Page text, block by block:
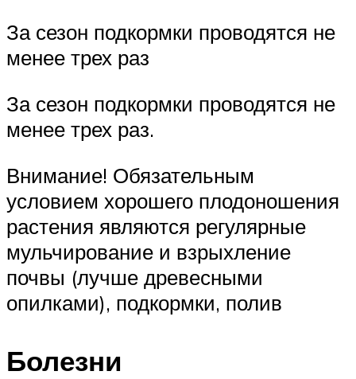
За сезон подкормки проводятся не
менее трех раз
За сезон подкормки проводятся не
менее трех раз.
Внимание! Обязательным
условием хорошего плодоношения
растения являются регулярные
мульчирование и взрыхление
почвы (лучше древесными
опилками), подкормки, полив
Болезни